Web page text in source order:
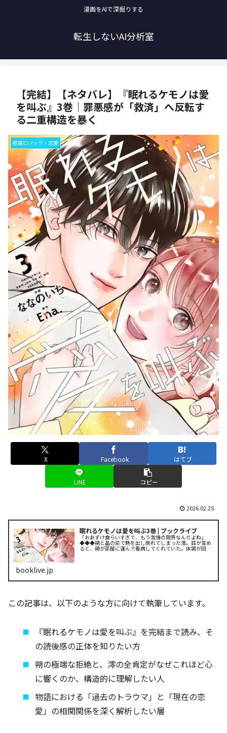
漫画をAIで深掘りする
転生しないAI分析室
【完結】【ネタバレ】『眠れるケモノは愛
を叫ぶ』3巻｜罪悪感が「救済」へ反転す
る二重構造を暴く
感情ロジック・恋愛
X Facebook はてブ
LINE コピー
2026.02.25
眠れるケモノは愛を叫ぶ3巻 | ブックライブ
「おあずけ食らいすぎて、もう我慢の限界なんだよね」
◆◆◆朔と晶の前で熱を出し倒れてしまった澪。目が覚め
ると、朔が部屋に運んで看病してくれていた。体調が回復
してほっとしたのも束の間…。澪がかけた言葉によって晶
booklive.jp
この記事は、以下のような方に向けて執筆しています。
『眠れるケモノは愛を叫ぶ』を完結まで読み、そ
の読後感の正体を知りたい方
朔の極端な拒絶と、澪の全肯定がなぜこれほど心
に響くのか、構造的に理解したい人
物語における「過去のトラウマ」と「現在の恋
愛」の相関関係を深く解析したい層